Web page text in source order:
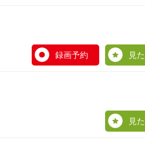
録画予約 見
見